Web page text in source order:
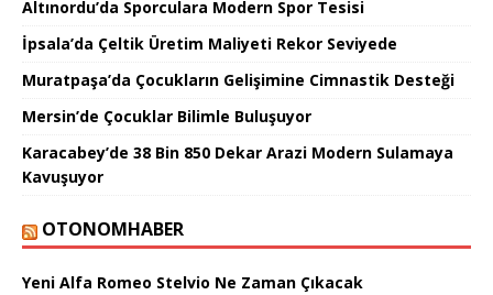
Altınordu’da Sporculara Modern Spor Tesisi
İpsala’da Çeltik Üretim Maliyeti Rekor Seviyede
Muratpaşa’da Çocukların Gelişimine Cimnastik Desteği
Mersin’de Çocuklar Bilimle Buluşuyor
Karacabey’de 38 Bin 850 Dekar Arazi Modern Sulamaya
Kavuşuyor
OTONOMHABER
Yeni Alfa Romeo Stelvio Ne Zaman Çıkacak